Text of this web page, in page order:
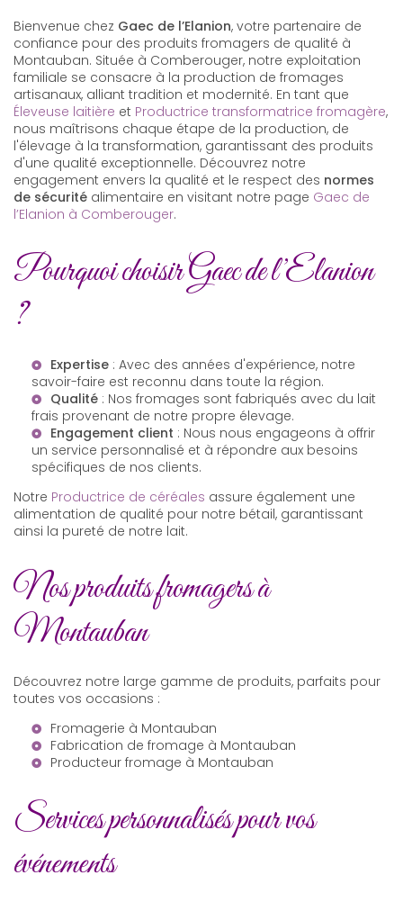
Bienvenue chez Gaec de l’Elanion, votre partenaire de
confiance pour des produits fromagers de qualité à
Montauban. Située à Comberouger, notre exploitation
familiale se consacre à la production de fromages
artisanaux, alliant tradition et modernité. En tant que
Éleveuse laitière et Productrice transformatrice fromagère,
nous maîtrisons chaque étape de la production, de
l'élevage à la transformation, garantissant des produits
d'une qualité exceptionnelle. Découvrez notre
engagement envers la qualité et le respect des normes
de sécurité alimentaire en visitant notre page Gaec de
l’Elanion à Comberouger.
Pourquoi choisir Gaec de l’Elanion
?
Expertise : Avec des années d'expérience, notre
savoir-faire est reconnu dans toute la région.
Qualité : Nos fromages sont fabriqués avec du lait
frais provenant de notre propre élevage.
Engagement client : Nous nous engageons à offrir
un service personnalisé et à répondre aux besoins
spécifiques de nos clients.
Notre Productrice de céréales assure également une
alimentation de qualité pour notre bétail, garantissant
ainsi la pureté de notre lait.
Nos produits fromagers à
Montauban
Découvrez notre large gamme de produits, parfaits pour
toutes vos occasions :
Fromagerie à Montauban
Fabrication de fromage à Montauban
Producteur fromage à Montauban
Services personnalisés pour vos
événements